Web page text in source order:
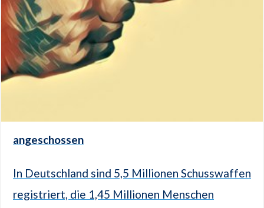
angeschossen
In Deutschland sind 5,5 Millionen Schusswaffen
registriert, die 1,45 Millionen Menschen